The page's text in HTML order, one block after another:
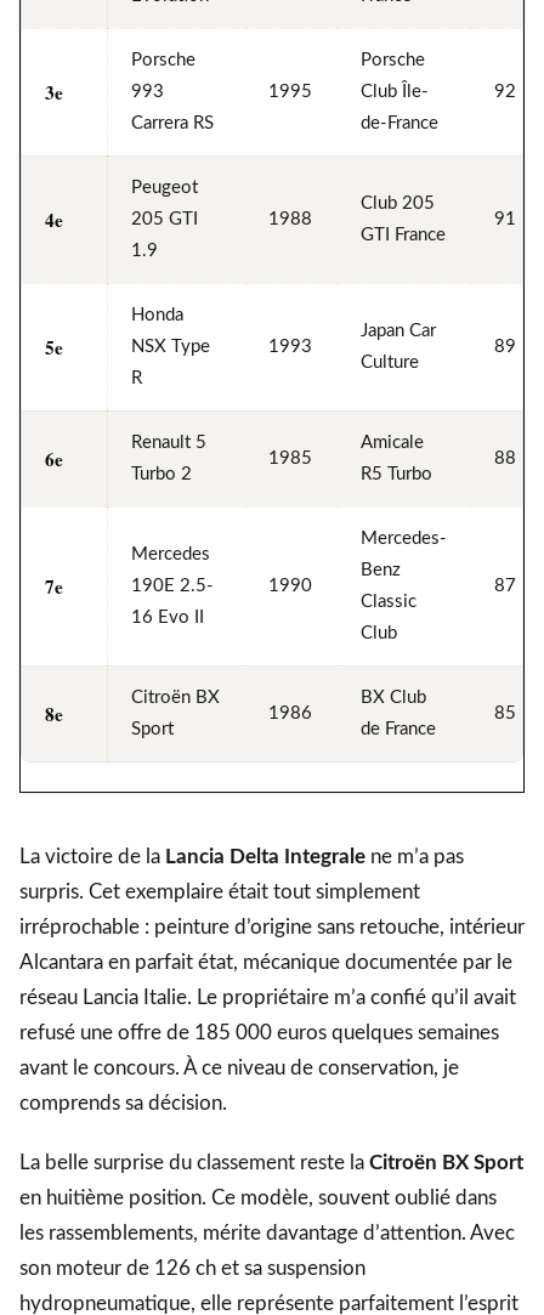
3e
Porsche
993
Carrera RS
1995
Porsche
Club Île-
de-France
92
4e
Peugeot
205 GTI
1.9
1988
Club 205
GTI France
91
5e
Honda
NSX Type
R
1993
Japan Car
Culture
89
6e
Renault 5
Turbo 2
1985
Amicale
R5 Turbo
88
7e
Mercedes
190E 2.5-
16 Evo II
1990
Mercedes-
Benz
Classic
Club
87
8e
Citroën BX
Sport
1986
BX Club
de France
85
La victoire de la Lancia Delta Integrale ne m’a pas
surpris. Cet exemplaire était tout simplement
irréprochable : peinture d’origine sans retouche, intérieur
Alcantara en parfait état, mécanique documentée par le
réseau Lancia Italie. Le propriétaire m’a confié qu’il avait
refusé une offre de 185 000 euros quelques semaines
avant le concours. À ce niveau de conservation, je
comprends sa décision.
La belle surprise du classement reste la Citroën BX Sport
en huitième position. Ce modèle, souvent oublié dans
les rassemblements, mérite davantage d’attention. Avec
son moteur de 126 ch et sa suspension
hydropneumatique, elle représente parfaitement l’esprit